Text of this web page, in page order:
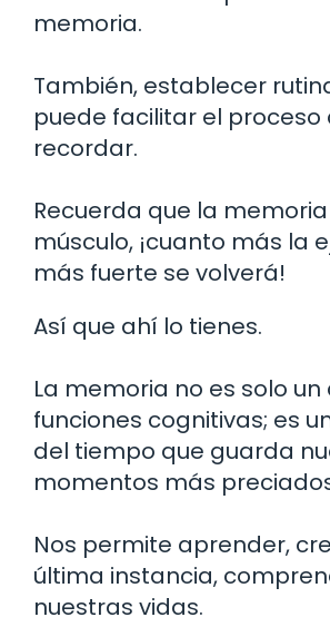
memoria.
También, establecer
puede facilitar el proceso
recordar.
Recuerda que la
músculo, ¡cuanto más la
más fuerte se volverá!
Así que ahí lo tienes.
La memoria no es solo
funciones cognitivas; es
del tiempo que guarda
momentos más
Nos permite aprender,
última instancia,
nuestras vidas.